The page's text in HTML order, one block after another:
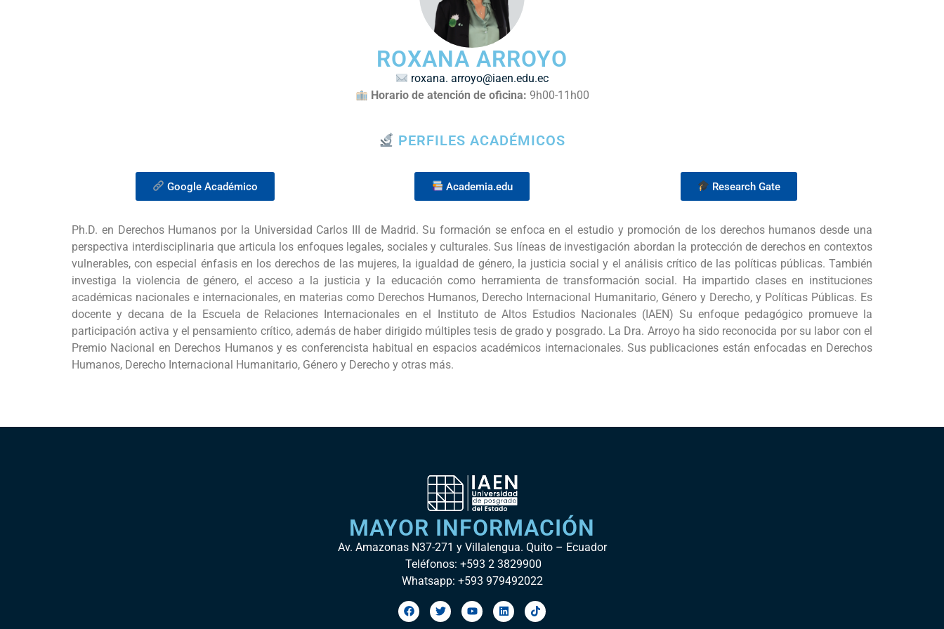
ROXANA ARROYO
roxana. arroyo@iaen.edu.ec
Horario de atención de oficina: 9h00-11h00
PERFILES ACADÉMICOS
Google Académico Academia.edu Research Gate
Ph.D. en Derechos Humanos por la Universidad Carlos III de Madrid. Su formación se enfoca en el estudio y promoción de los derechos humanos desde una
perspectiva interdisciplinaria que articula los enfoques legales, sociales y culturales. Sus líneas de investigación abordan la protección de derechos en contextos
vulnerables, con especial énfasis en los derechos de las mujeres, la igualdad de género, la justicia social y el análisis crítico de las políticas públicas. También
investiga la violencia de género, el acceso a la justicia y la educación como herramienta de transformación social. Ha impartido clases en instituciones
académicas nacionales e internacionales, en materias como Derechos Humanos, Derecho Internacional Humanitario, Género y Derecho, y Políticas Públicas. Es
docente y decana de la Escuela de Relaciones Internacionales en el Instituto de Altos Estudios Nacionales (IAEN) Su enfoque pedagógico promueve la
participación activa y el pensamiento crítico, además de haber dirigido múltiples tesis de grado y posgrado. La Dra. Arroyo ha sido reconocida por su labor con el
Premio Nacional en Derechos Humanos y es conferencista habitual en espacios académicos internacionales. Sus publicaciones están enfocadas en Derechos
Humanos, Derecho Internacional Humanitario, Género y Derecho y otras más.
MAYOR INFORMACIÓN
Av. Amazonas N37-271 y Villalengua. Quito – Ecuador
Teléfonos: +593 2 3829900
Whatsapp: +593 979492022